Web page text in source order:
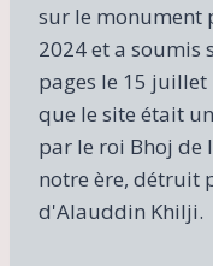
sur le monument
2024 et a soumis
pages le 15
que le site était
par le roi Bhoj de
notre ère, détruit
d'Alauddin Khilji.